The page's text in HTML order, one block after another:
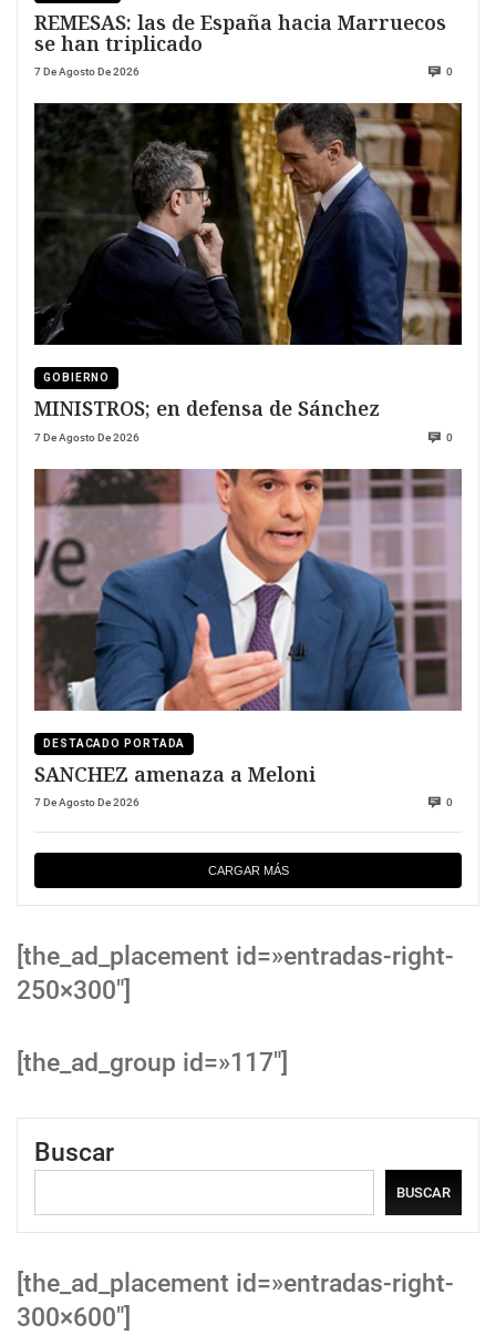
REMESAS: las de España hacia Marruecos
se han triplicado
7 De Agosto De 2026 0
GOBIERNO
MINISTROS; en defensa de Sánchez
7 De Agosto De 2026 0
DESTACADO PORTADA
SANCHEZ amenaza a Meloni
7 De Agosto De 2026 0
CARGAR MÁS
[the_ad_placement id=»entradas-right-
250×300″]
[the_ad_group id=»117″]
Buscar
BUSCAR
[the_ad_placement id=»entradas-right-
300×600″]